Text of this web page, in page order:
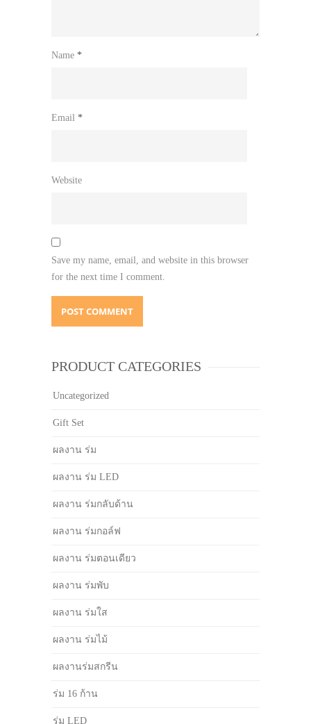
Name *
Email *
Website
Save my name, email, and website in this browser
for the next time I comment.
PRODUCT CATEGORIES
Uncategorized
Gift Set
ผลงาน ร่ม
ผลงาน ร่ม LED
ผลงาน ร่มกลับด้าน
ผลงาน ร่มกอล์ฟ
ผลงาน ร่มตอนเดียว
ผลงาน ร่มพับ
ผลงาน ร่มใส
ผลงาน ร่มไม้
ผลงานร่มสกรีน
ร่ม 16 ก้าน
ร่ม LED